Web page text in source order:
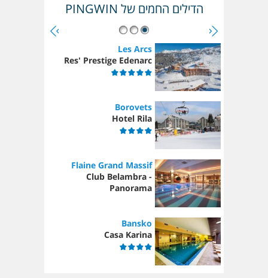
הדילים החמים של PINGWIN
Les Arcs
Res' Prestige Edenarc
Borovets
Hotel Rila
Flaine Grand Massif
Club Belambra -
Panorama
Bansko
Casa Karina